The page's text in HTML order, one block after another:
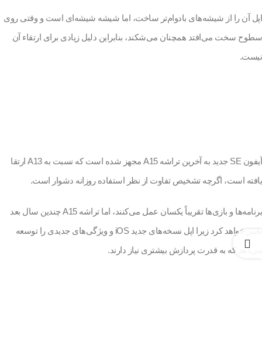
اپل آن را از شیشه‌های بادوام‌تر ساخت، اما شیشه شیشه‌ای است و وقتی روی
سطوح سخت می‌افتد همچنان می‌شکند، بنابراین دلیل زیادی برای ارتقاء آن
نیست.
آیفون SE جدید به آخرین تراشه A15 مجهز شده است که نسبت به A13 ارتقا
یافته است، اگرچه تشخیص تفاوت از نظر استفاده روزانه دشوار است.
برنامه‌ها و بازی‌ها تقریباً یکسان عمل می‌کنند، اما تراشه A15 چندین سال بعد
تغییر خواهد کرد زیرا اپل نسخه‌های جدید iOS و ویژگی‌های جدیدی را توسعه
می‌دهد که به قدرت پردازش بیشتری نیاز دارند.